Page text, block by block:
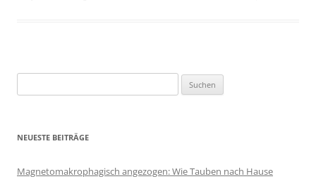
nach:
NEUESTE BEITRÄGE
Magnetomakrophagisch angezogen: Wie Tauben nach Hause